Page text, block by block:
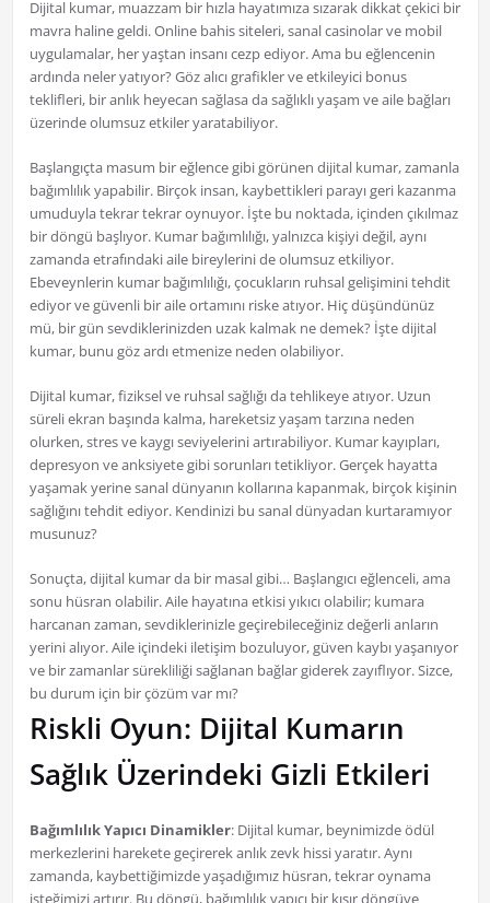
Dijital kumar, muazzam bir hızla hayatımıza sızarak dikkat çekici bir
mavra haline geldi. Online bahis siteleri, sanal casinolar ve mobil
uygulamalar, her yaştan insanı cezp ediyor. Ama bu eğlencenin
ardında neler yatıyor? Göz alıcı grafikler ve etkileyici bonus
teklifleri, bir anlık heyecan sağlasa da sağlıklı yaşam ve aile bağları
üzerinde olumsuz etkiler yaratabiliyor.
Başlangıçta masum bir eğlence gibi görünen dijital kumar, zamanla
bağımlılık yapabilir. Birçok insan, kaybettikleri parayı geri kazanma
umuduyla tekrar tekrar oynuyor. İşte bu noktada, içinden çıkılmaz
bir döngü başlıyor. Kumar bağımlılığı, yalnızca kişiyi değil, aynı
zamanda etrafındaki aile bireylerini de olumsuz etkiliyor.
Ebeveynlerin kumar bağımlılığı, çocukların ruhsal gelişimini tehdit
ediyor ve güvenli bir aile ortamını riske atıyor. Hiç düşündünüz
mü, bir gün sevdiklerinizden uzak kalmak ne demek? İşte dijital
kumar, bunu göz ardı etmenize neden olabiliyor.
Dijital kumar, fiziksel ve ruhsal sağlığı da tehlikeye atıyor. Uzun
süreli ekran başında kalma, hareketsiz yaşam tarzına neden
olurken, stres ve kaygı seviyelerini artırabiliyor. Kumar kayıpları,
depresyon ve anksiyete gibi sorunları tetikliyor. Gerçek hayatta
yaşamak yerine sanal dünyanın kollarına kapanmak, birçok kişinin
sağlığını tehdit ediyor. Kendinizi bu sanal dünyadan kurtaramıyor
musunuz?
Sonuçta, dijital kumar da bir masal gibi… Başlangıcı eğlenceli, ama
sonu hüsran olabilir. Aile hayatına etkisi yıkıcı olabilir; kumara
harcanan zaman, sevdiklerinizle geçirebileceğiniz değerli anların
yerini alıyor. Aile içindeki iletişim bozuluyor, güven kaybı yaşanıyor
ve bir zamanlar sürekliliği sağlanan bağlar giderek zayıflıyor. Sizce,
bu durum için bir çözüm var mı?
Riskli Oyun: Dijital Kumarın
Sağlık Üzerindeki Gizli Etkileri
Bağımlılık Yapıcı Dinamikler: Dijital kumar, beynimizde ödül
merkezlerini harekete geçirerek anlık zevk hissi yaratır. Aynı
zamanda, kaybettiğimizde yaşadığımız hüsran, tekrar oynama
isteğimizi artırır. Bu döngü, bağımlılık yapıcı bir kısır döngüye